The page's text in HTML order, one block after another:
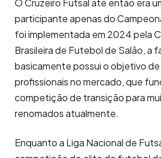
O Cruzeiro Futsal até então era
participante apenas do
foi implementada em 2024 pela
Brasileira de Futebol de Salão, a
basicamente possui o objetivo
profissionais no mercado, que
competição de transição para
renomados atualmente.
Enquanto a Liga Nacional de